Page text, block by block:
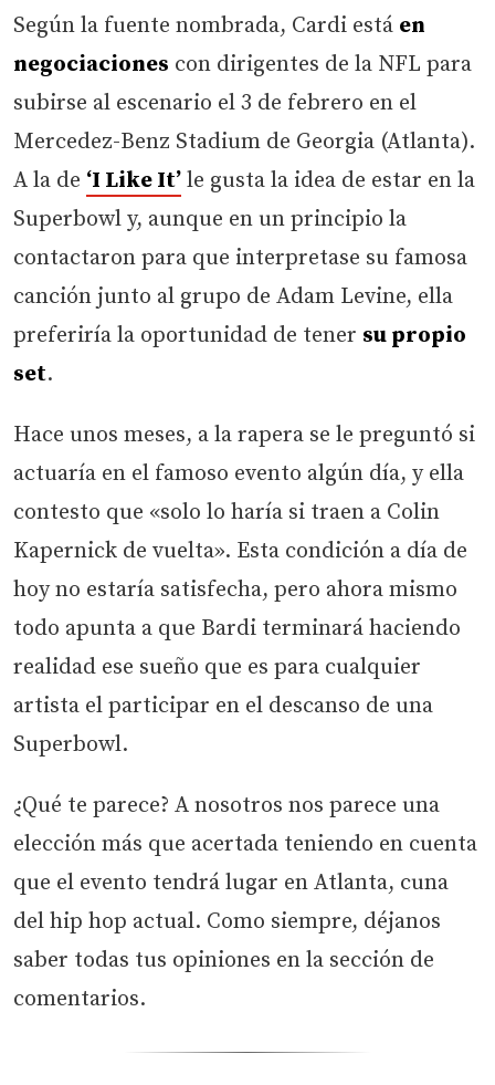
Según la fuente nombrada, Cardi está en
negociaciones con dirigentes de la NFL para
subirse al escenario el 3 de febrero en el
Mercedez-Benz Stadium de Georgia (Atlanta).
A la de ‘I Like It’ le gusta la idea de estar en la
Superbowl y, aunque en un principio la
contactaron para que interpretase su famosa
canción junto al grupo de Adam Levine, ella
preferiría la oportunidad de tener su propio
set.
Hace unos meses, a la rapera se le preguntó si
actuaría en el famoso evento algún día, y ella
contesto que «solo lo haría si traen a Colin
Kapernick de vuelta». Esta condición a día de
hoy no estaría satisfecha, pero ahora mismo
todo apunta a que Bardi terminará haciendo
realidad ese sueño que es para cualquier
artista el participar en el descanso de una
Superbowl.
¿Qué te parece? A nosotros nos parece una
elección más que acertada teniendo en cuenta
que el evento tendrá lugar en Atlanta, cuna
del hip hop actual. Como siempre, déjanos
saber todas tus opiniones en la sección de
comentarios.